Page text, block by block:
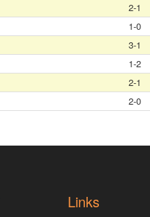
2-1
1-0
3-1
1-2
2-1
2-0
Links